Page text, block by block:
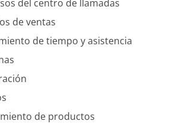
del centro de llamadas
de ventas
de tiempo y asistencia
de productos